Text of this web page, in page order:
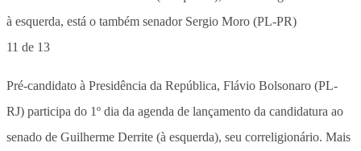
11 de 13
Pré-candidato à Presidência da República, Flávio Bolsonaro (PL-
RJ) participa do 1º dia da agenda de lançamento da candidatura ao
senado de Guilherme Derrite (à esquerda), seu correligionário. Mais